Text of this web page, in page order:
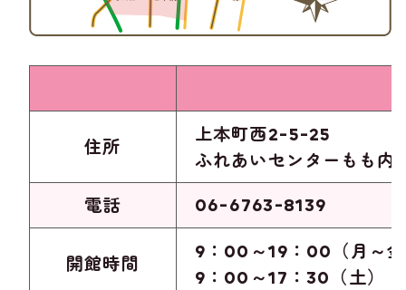
住所
上本町西2-5-25
ふれあいセンターもも内
電話
06-6763-8139
開館時間
9：00～19：00（月～
9：00～17：30（土）